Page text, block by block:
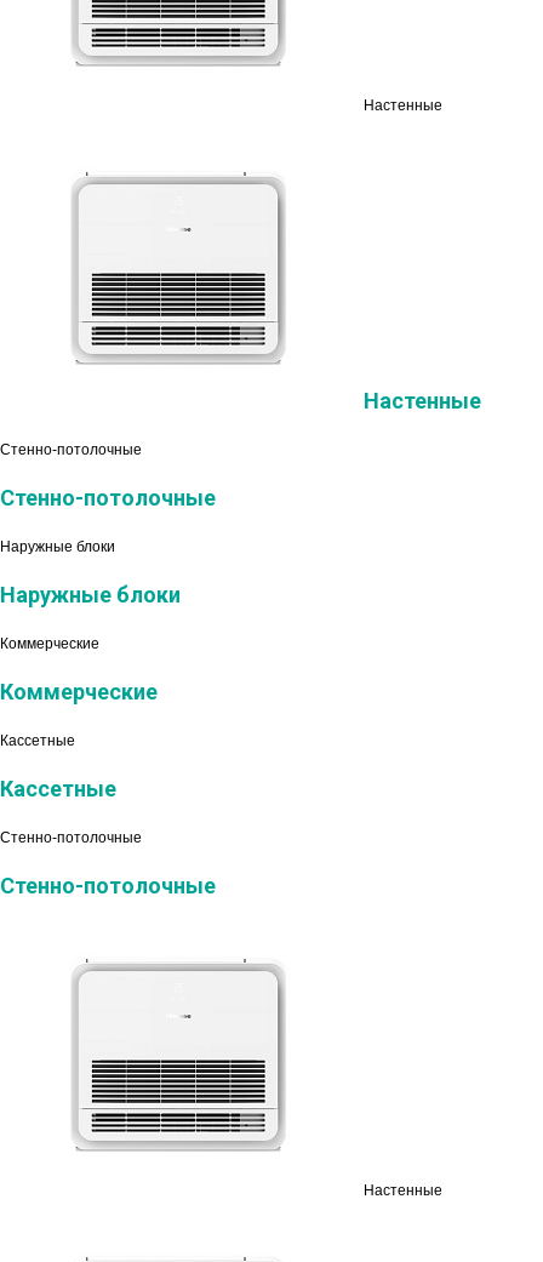
Настенные
Настенные
Стенно-потолочные
Стенно-потолочные
Наружные блоки
Наружные блоки
Коммерческие
Коммерческие
Кассетные
Кассетные
Стенно-потолочные
Стенно-потолочные
Настенные